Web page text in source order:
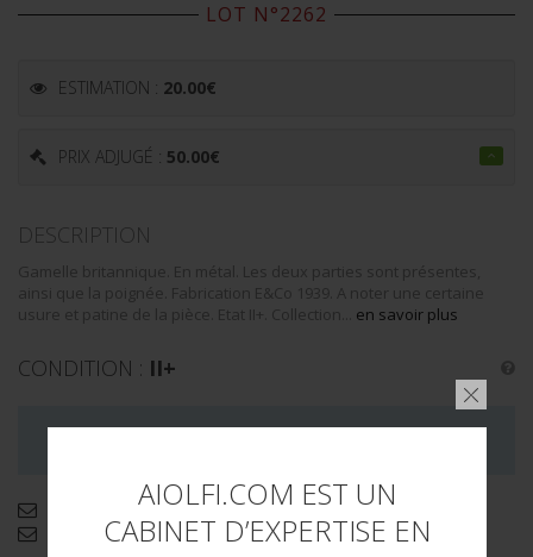
AIOLFI.COM EST UN
CABINET D’EXPERTISE EN
LOT N°2262
ESTIMATION : 20.00€
PRIX ADJUGÉ : 50.00€
DESCRIPTION
Gamelle britannique. En métal. Les deux parties sont présentes,
ainsi que la poignée. Fabrication E&Co 1939. A noter une certaine
usure et patine de la pièce. Etat II+. Collection... en savoir plus
CONDITION : II+
Demande d'informations complémentaires
Envoyer par email